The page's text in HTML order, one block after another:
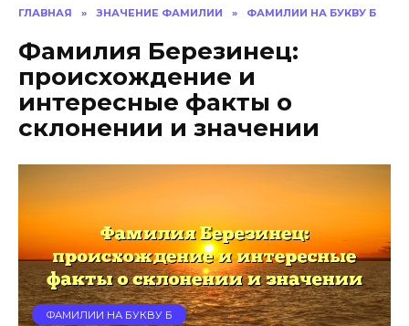
ГЛАВНАЯ » ЗНАЧЕНИЕ ФАМИЛИИ » ФАМИЛИИ НА БУКВУ Б
Фамилия Березинец:
происхождение и
интересные факты о
склонении и значении
ФАМИЛИИ НА БУКВУ Б